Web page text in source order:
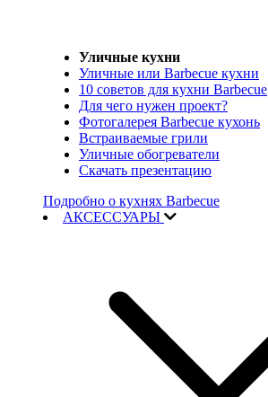
Уличные кухни
Уличные или Barbecue кухни
10 советов для кухни Barbecue
Для чего нужен проект?
Фотогалерея Barbecue кухонь
Встраиваемые грили
Уличные обогреватели
Скачать презентацию
Подробно о кухнях Barbecue
АКСЕССУАРЫ